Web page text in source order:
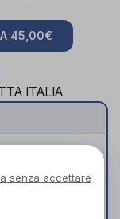
45,00€
ITALIA
garantire
senza accettare